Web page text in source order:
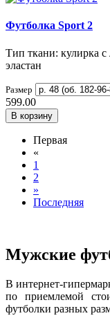
Футболка Sport 2
Тип ткани: кулирка
эластан
Размер
599.00
В корзину
Первая
«
1
2
»
Последняя
Мужские
В интернет-
по приемлемой
футболки разных